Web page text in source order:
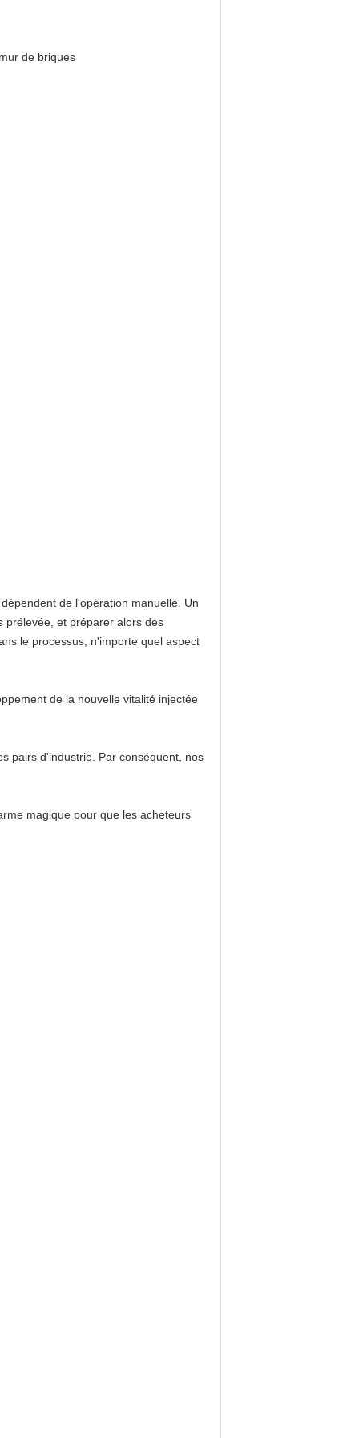
de briques
de l'opération manuelle. Un
prélevée, et préparer alors des
le processus, n'importe quel aspect
de la nouvelle vitalité injectée
pairs d'industrie. Par conséquent, nos
magique pour que les acheteurs